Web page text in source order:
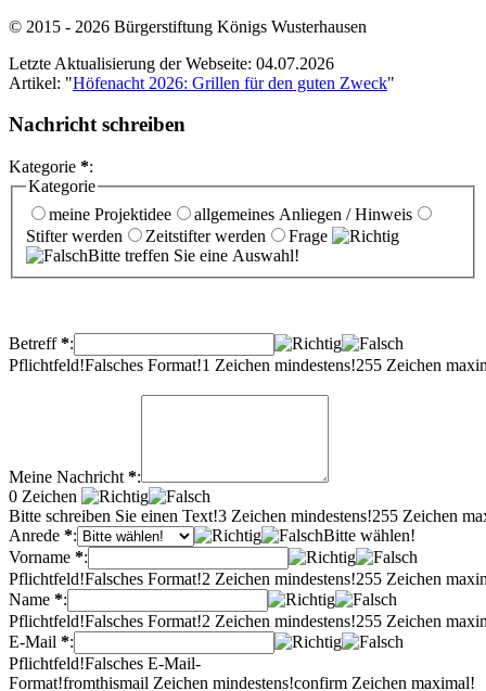
© 2015 - 2026 Bürgerstiftung Königs Wusterhausen
Letzte Aktualisierung der Webseite: 04.07.2026
Artikel: "Höfenacht 2026: Grillen für den guten Zweck"
Nachricht schreiben
Kategorie *:
Kategorie
meine Projektidee
allgemeines Anliegen / Hinweis
Stifter werden
Zeitstifter werden
Frage
Bitte treffen Sie eine Auswahl!
Betreff*:
Pflichtfeld!Falsches Format!1 Zeichen mindestens!255 Zeichen
Meine Nachricht *:
0 Zeichen
Bitte schreiben Sie einen Text!3 Zeichen mindestens!255 Zeichen
Anrede *:
Bitte wählen!
Vorname *:
Pflichtfeld!Falsches Format!2 Zeichen mindestens!255 Zeichen
Name *:
Pflichtfeld!Falsches Format!2 Zeichen mindestens!255 Zeichen
E-Mail *:
Pflichtfeld!Falsches E-Mail-
Format!fromthismail Zeichen mindestens!confirm Zeichen maximal!